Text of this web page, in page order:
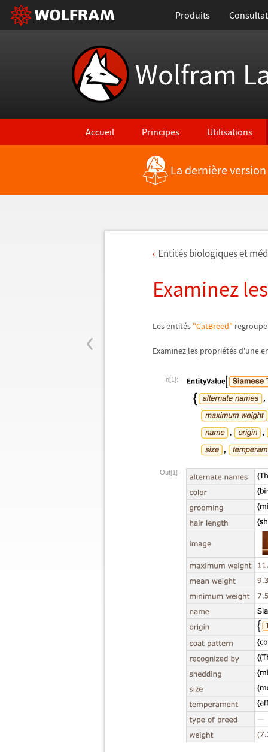
Produits
Wolfram
Accueil Principes Utilisations
La dernière
‹
Entités biologiques et mé
Examinez
Les entités "CatBreed"
Examinez les propriétés d'une
In[1]:=
Out[1]=